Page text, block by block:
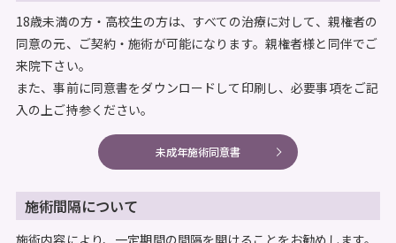
18歳未満の方・高校生の方は、すべての治療に対して、親権者の
同意の元、ご契約・施術が可能になります。親権者様と同伴でご
来院下さい。
また、事前に同意書をダウンロードして印刷し、必要事項をご記
入の上ご持参ください。
未成年施術同意書
施術間隔について